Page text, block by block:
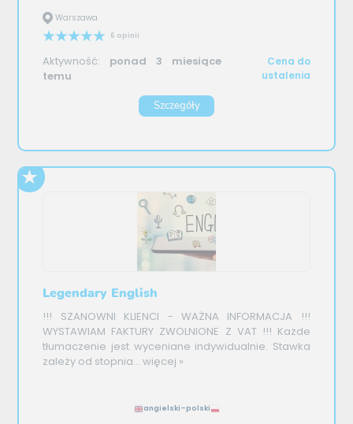
Warszawa
6 opinii
Aktywność: ponad 3 miesiące
temu
Cena do
ustalenia
Szczegóły
Legendary English
!!! SZANOWNI KLIENCI - WAŻNA INFORMACJA !!!
WYSTAWIAM FAKTURY ZWOLNIONE Z VAT !!! Każde
tłumaczenie jest wyceniane indywidualnie. Stawka
zależy od stopnia... więcej »
angielski–polski